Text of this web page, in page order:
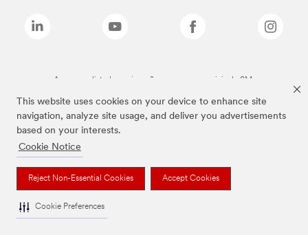
This website uses cookies on your device to enhance site
navigation, analyze site usage, and deliver you advertisements
based on your interests.
Cookie Notice
Reject Non-Essential Cookies Accept Cookies
Cookie Preferences
As marcas listadas a cima são marcas comerciais da 3M.